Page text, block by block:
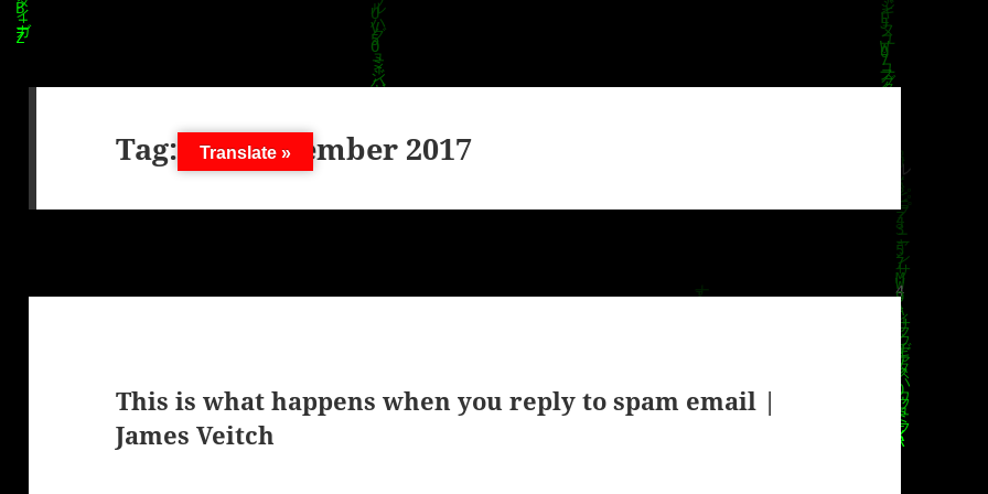
Tag: 26. September 2017
This is what happens when you reply to spam email |
James Veitch
Translate »